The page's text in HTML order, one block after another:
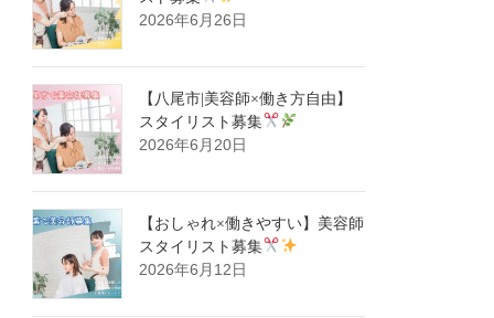
2026年6月26日
【八尾市|美容師×働き方自由】
スタイリスト募集
2026年6月20日
【おしゃれ×働きやすい】美容師
スタイリスト募集
2026年6月12日